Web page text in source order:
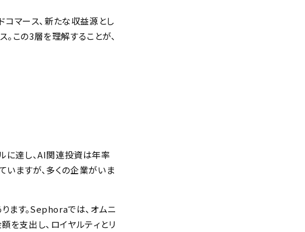
コマース、新たな収益源とし
この3層を理解することが、
に達し、AI関連投資は年率
ますが、多くの企業がいま
ます。Sephoraでは、オムニ
を支出し、ロイヤルティとリ